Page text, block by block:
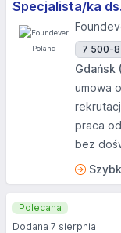
Specjalista/ka
7 500-8
Gdańsk
umowa
praca
bez
Polecana
Dodana 7 sierpnia